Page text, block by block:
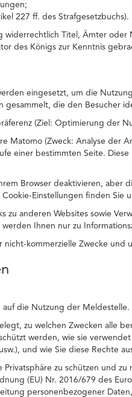
227 ff. des Strafgesetzbuchs).
widerrechtlich Titel, Ämter
des Königs zur Kenntnis
eingesetzt, um die
gesammelt, die den Besucher
(Ziel: Optimierung der
Matomo (Zweck: Analyse der
einer bestimmten Seite.
Browser deaktivieren, aber
Einstellungen finden Sie
zu anderen Websites sowie
Ihnen nur zu
nicht-kommerzielle Zwecke
die Nutzung der Meldestelle.
zu welchen Zwecken alle
werden, wie sie
und wie Sie diese Rechte
zu schützen und
(EU) Nr. 2016/679 des
personenbezogener